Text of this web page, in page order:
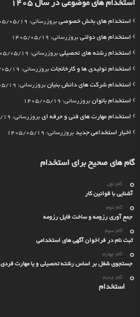
استخدام های موضوعی در سال 1405
استخدام های بخش خصوصی بروزرسانی: 1405/05/19
استخدام های دولتی بروزرسانی: 1405/05/19
استخدام رشته های تحصیلی بروزرسانی: 1405/05/19
استخدام تولیدی ها و کارخانجات بروزرسانی: 1405/05/19
استخدام شرکت های دانش بنیان بروزرسانی: 1405/05/19
استخدام بانوان بروزرسانی: 1405/05/19
استخدام مهارت های فنی و حرفه ای بروزرسانی: 1405/05/19
اخبار استخدامی جدید بروزرسانی: 1405/05/19
گام های صحیح برای استخدام
گام اول
آشنایی با قوانین کار
گام دوم
جمع آوری رزومه و ساخت فایل رزومه
گام سوم
ثبت نام در فراخوان آگهی های استخدامی
گام چهارم
جستجوی شغل بر اساس رشته تحصیلی و یا مهارت فردی
گام چنجم
استخدام